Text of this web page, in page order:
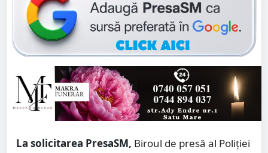
La solicitarea PresaSM, Biroul de presă al Poliției